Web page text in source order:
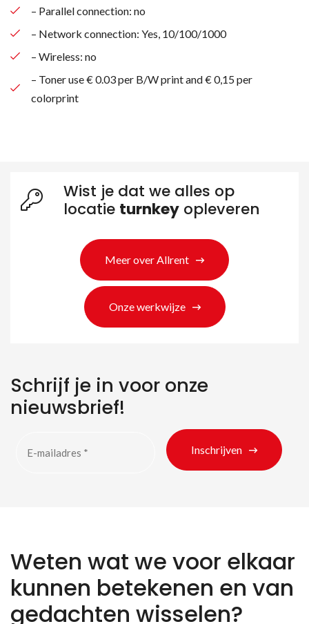
– Parallel connection: no
– Network connection: Yes, 10/100/1000
– Wireless: no
– Toner use € 0.03 per B/W print and € 0,15 per
colorprint
Wist je dat we alles op
locatie turnkey opleveren
Meer over Allrent
Onze werkwijze
Schrijf je in voor onze
nieuwsbrief!
Inschrijven
Weten wat we voor elkaar
kunnen betekenen en van
gedachten wisselen?
Zoeken naar producten